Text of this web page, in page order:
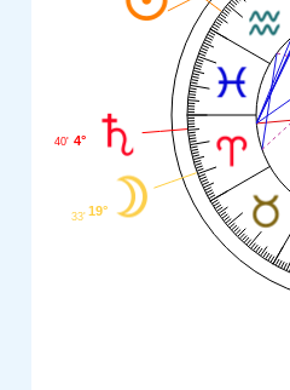
4°
40'
19°
33'